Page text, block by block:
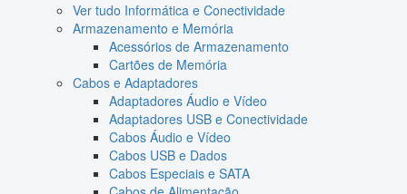
Ver tudo Informática e Conectividade
Armazenamento e Memória
Acessórios de Armazenamento
Cartões de Memória
Cabos e Adaptadores
Adaptadores Áudio e Vídeo
Adaptadores USB e Conectividade
Cabos Áudio e Vídeo
Cabos USB e Dados
Cabos Especiais e SATA